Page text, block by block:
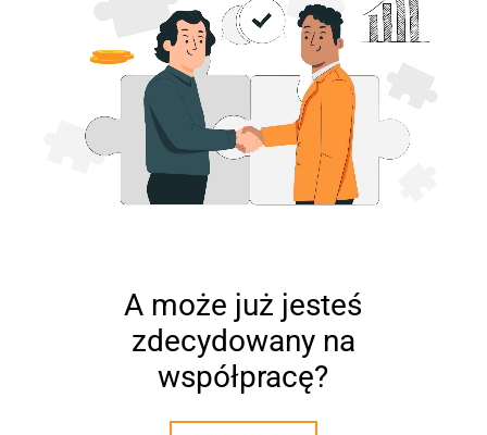
A może już jesteś
zdecydowany na
współpracę?